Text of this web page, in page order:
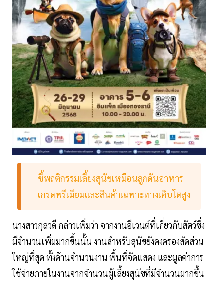
ชี้พฤติกรรมเลี้ยงสุนัขเหมือนลูกดันอาหาร
เกรดพรีเมียมและสินค้าเฉพาะทางเติบโตสูง
นางสาวกุลวดี กล่าวเพิ่มว่า จากงานอีเวนต์ที่เกี่ยวกับสัตว์ซึ่ง
มีจำนวนเพิ่มมากขึ้นนั้น งานสำหรับสุนัขยังคงครองสัดส่วน
ใหญ่ที่สุด ทั้งด้านจำนวนงาน พื้นที่จัดแสดง และมูลค่าการ
ใช้จ่ายภายในงานจากจำนวนผู้เลี้ยงสุนัขที่มีจำนวนมากขึ้น